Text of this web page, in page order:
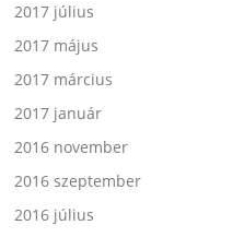
2017 július
2017 május
2017 március
2017 január
2016 november
2016 szeptember
2016 július